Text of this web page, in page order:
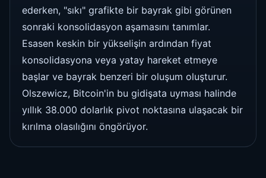
ederken, "sıkı" grafikte bir bayrak gibi görünen
sonraki konsolidasyon aşamasını tanımlar.
Esasen keskin bir yükselişin ardından fiyat
konsolidasyona veya yatay hareket etmeye
başlar ve bayrak benzeri bir oluşum oluşturur.
Olszewicz, Bitcoin'in bu gidişata uyması halinde
yıllık 38.000 dolarlık pivot noktasına ulaşacak bir
kırılma olasılığını öngörüyor.